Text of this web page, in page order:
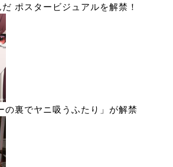
ポスタービジュアルを解禁！
裏でヤニ吸うふたり」 が解禁